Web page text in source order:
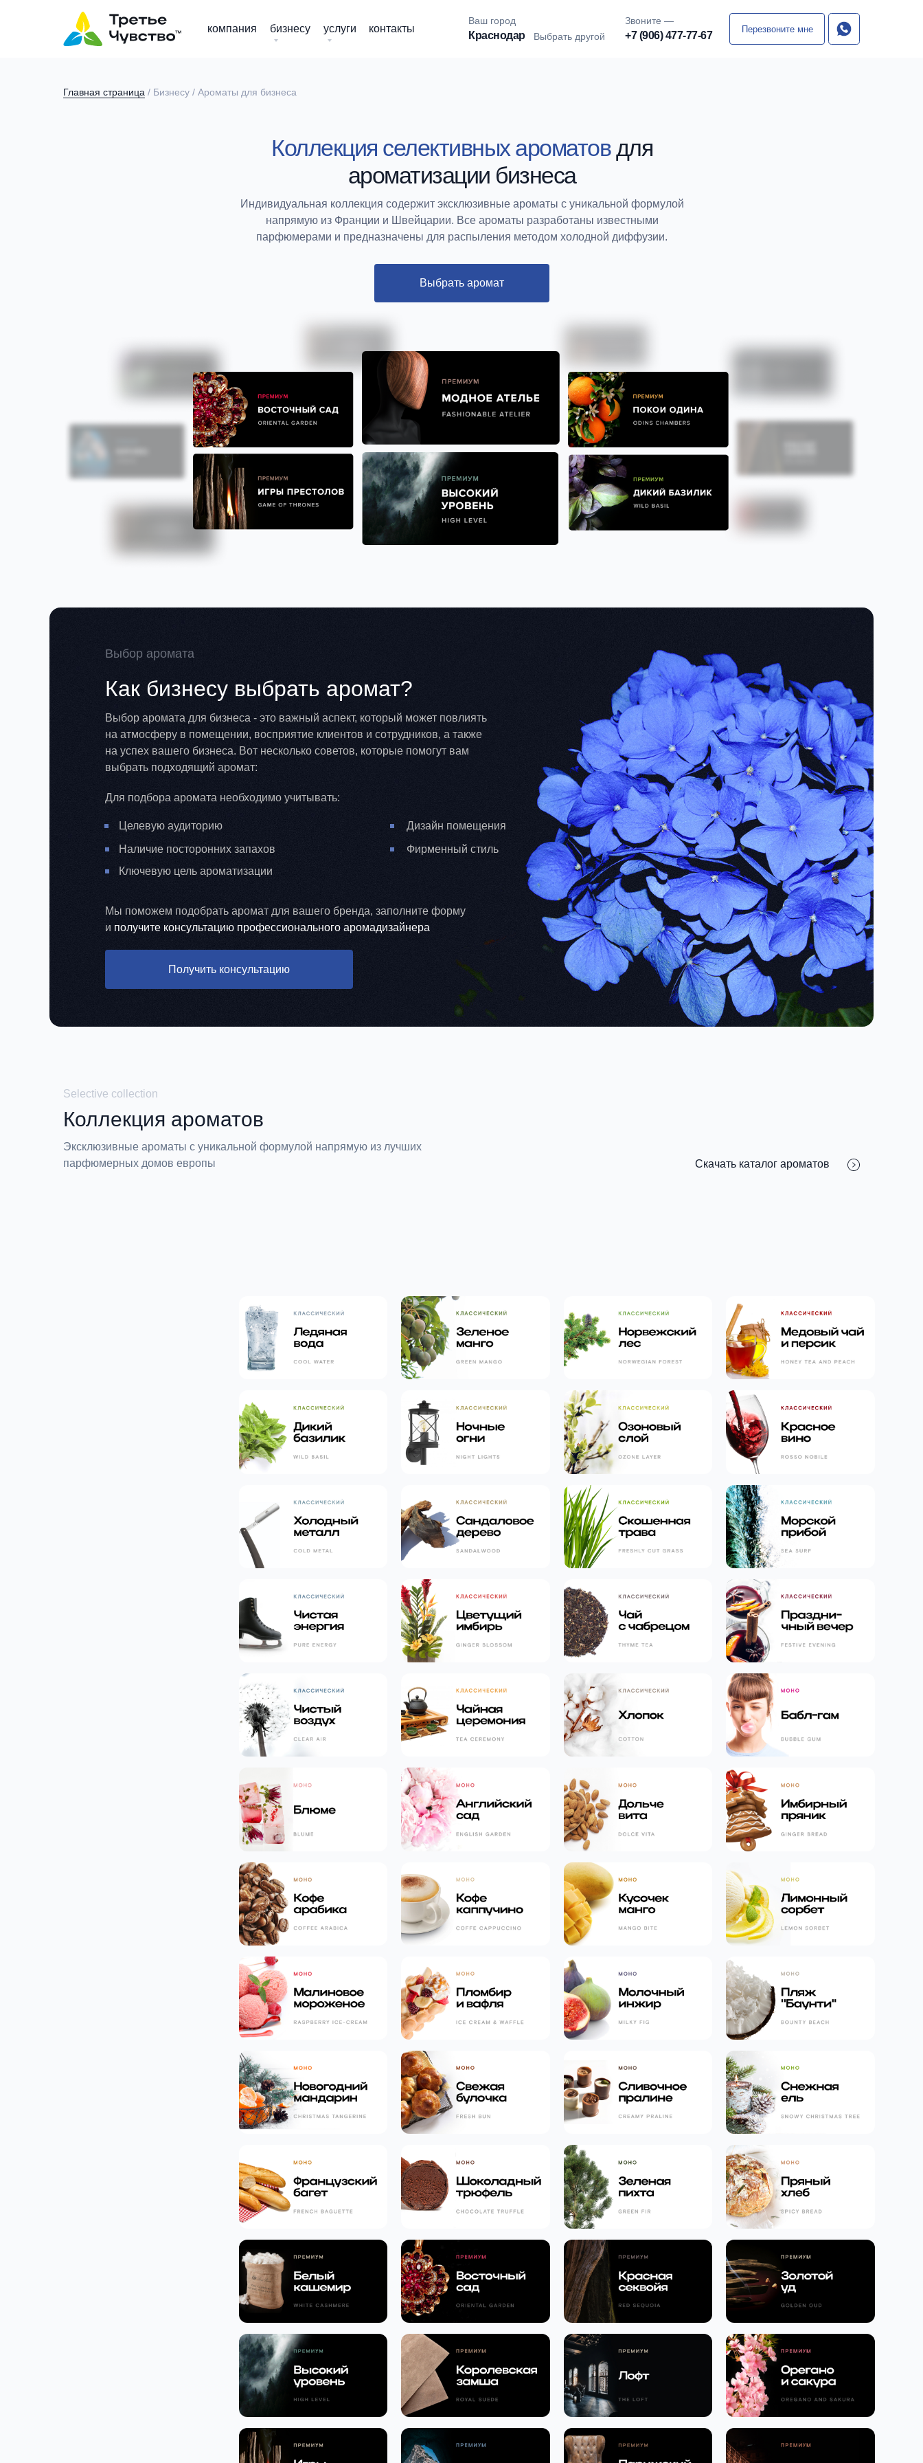
Перезвоните мне
+7 (906) 477-77-67
Звоните —
Краснодар
Ваш город
Выбрать другой
компания бизнесу услуги контакты
Коллекция селективных ароматовдля
ароматизации бизнеса
Индивидуальная коллекция содержит эксклюзивные ароматы с уникальной формулой
напрямую из Франции и Швейцарии. Все ароматы разработаны известными
парфюмерами и предназначены для распыления методом холодной диффузии.
Главная страница / Бизнесу / Ароматы для бизнеса
Выбрать аромат
Как бизнесу выбрать аромат?
Выбор аромата для бизнеса - это важный аспект, который может повлиять
на атмосферу в помещении, восприятие клиентов и сотрудников, а также
на успех вашего бизнеса. Вот несколько советов, которые помогут вам
выбрать подходящий аромат:
Выбор аромата
Для подбора аромата необходимо учитывать:
Целевую аудиторию
Наличие посторонних запахов
Ключевую цель ароматизации
Дизайн помещения
Фирменный стиль
Получить консультацию
Мы поможем подобрать аромат для вашего бренда, заполните форму
и получите консультацию профессионального аромадизайнера
Коллекция ароматов
Эксклюзивные ароматы с уникальной формулой напрямую из лучших
парфюмерных домов европы
Скачать каталог ароматов
Selective collection